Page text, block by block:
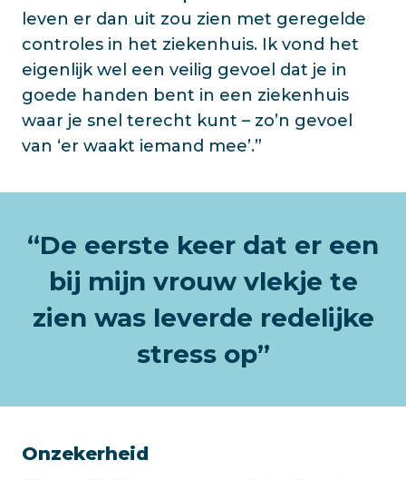
leven er dan uit zou zien met geregelde
controles in het ziekenhuis. Ik vond het
eigenlijk wel een veilig gevoel dat je in
goede handen bent in een ziekenhuis
waar je snel terecht kunt – zo’n gevoel
van ‘er waakt iemand mee’.”
“De eerste keer dat er een
bij mijn vrouw vlekje te
zien was leverde redelijke
stress op”
Onzekerheid